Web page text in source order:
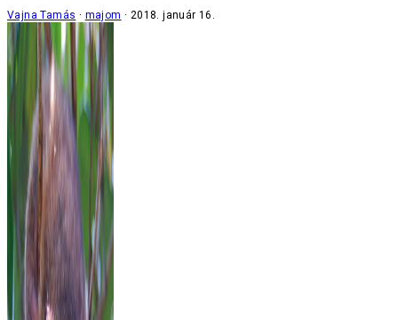
Vajna Tamás majom 2018. január 16.